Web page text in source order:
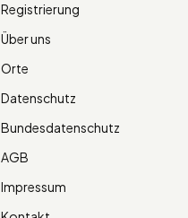
Registrierung
Über uns
Orte
Datenschutz
Bundesdatenschutz
AGB
Impressum